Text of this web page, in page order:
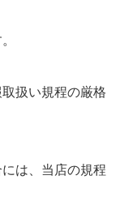
扱い規程の厳格
は、当店の規程